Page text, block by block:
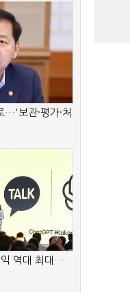
…'보관·평가·처
익 역대 최대…